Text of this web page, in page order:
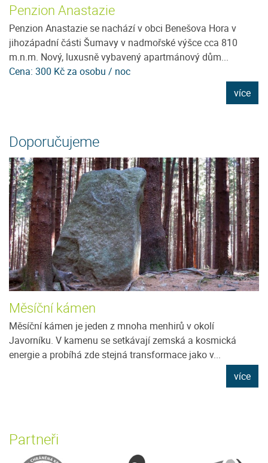
Penzion Anastazie
Penzion Anastazie se nachází v obci Benešova Hora v
jihozápadní části Šumavy v nadmořské výšce cca 810
m.n.m. Nový, luxusně vybavený apartmánový dům...
Cena: 300 Kč za osobu / noc
více
Doporučujeme
Měsíční kámen
Měsíční kámen je jeden z mnoha menhirů v okolí
Javorníku. V kamenu se setkávají zemská a kosmická
energie a probíhá zde stejná transformace jako v...
více
Partneři